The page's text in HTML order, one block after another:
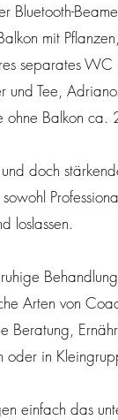
Bluetooth-
mit
separates WC
und Tee,
ohne Balkon ca.
doch
loslassen.
Arten von
Beratung,
oder in
einfach das